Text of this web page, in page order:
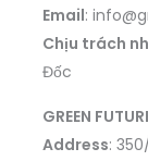
Email:
Chịu trách
Đốc
GREEN
Address: